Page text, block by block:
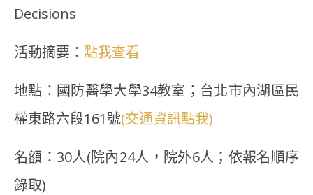
Decisions
活動摘要： 點我查看
地點：國防醫學大學34教室；台北市內湖區民
權東路六段161號(交通資訊點我)
名額：30人(院內24人，院外6人；依報名順序
錄取)